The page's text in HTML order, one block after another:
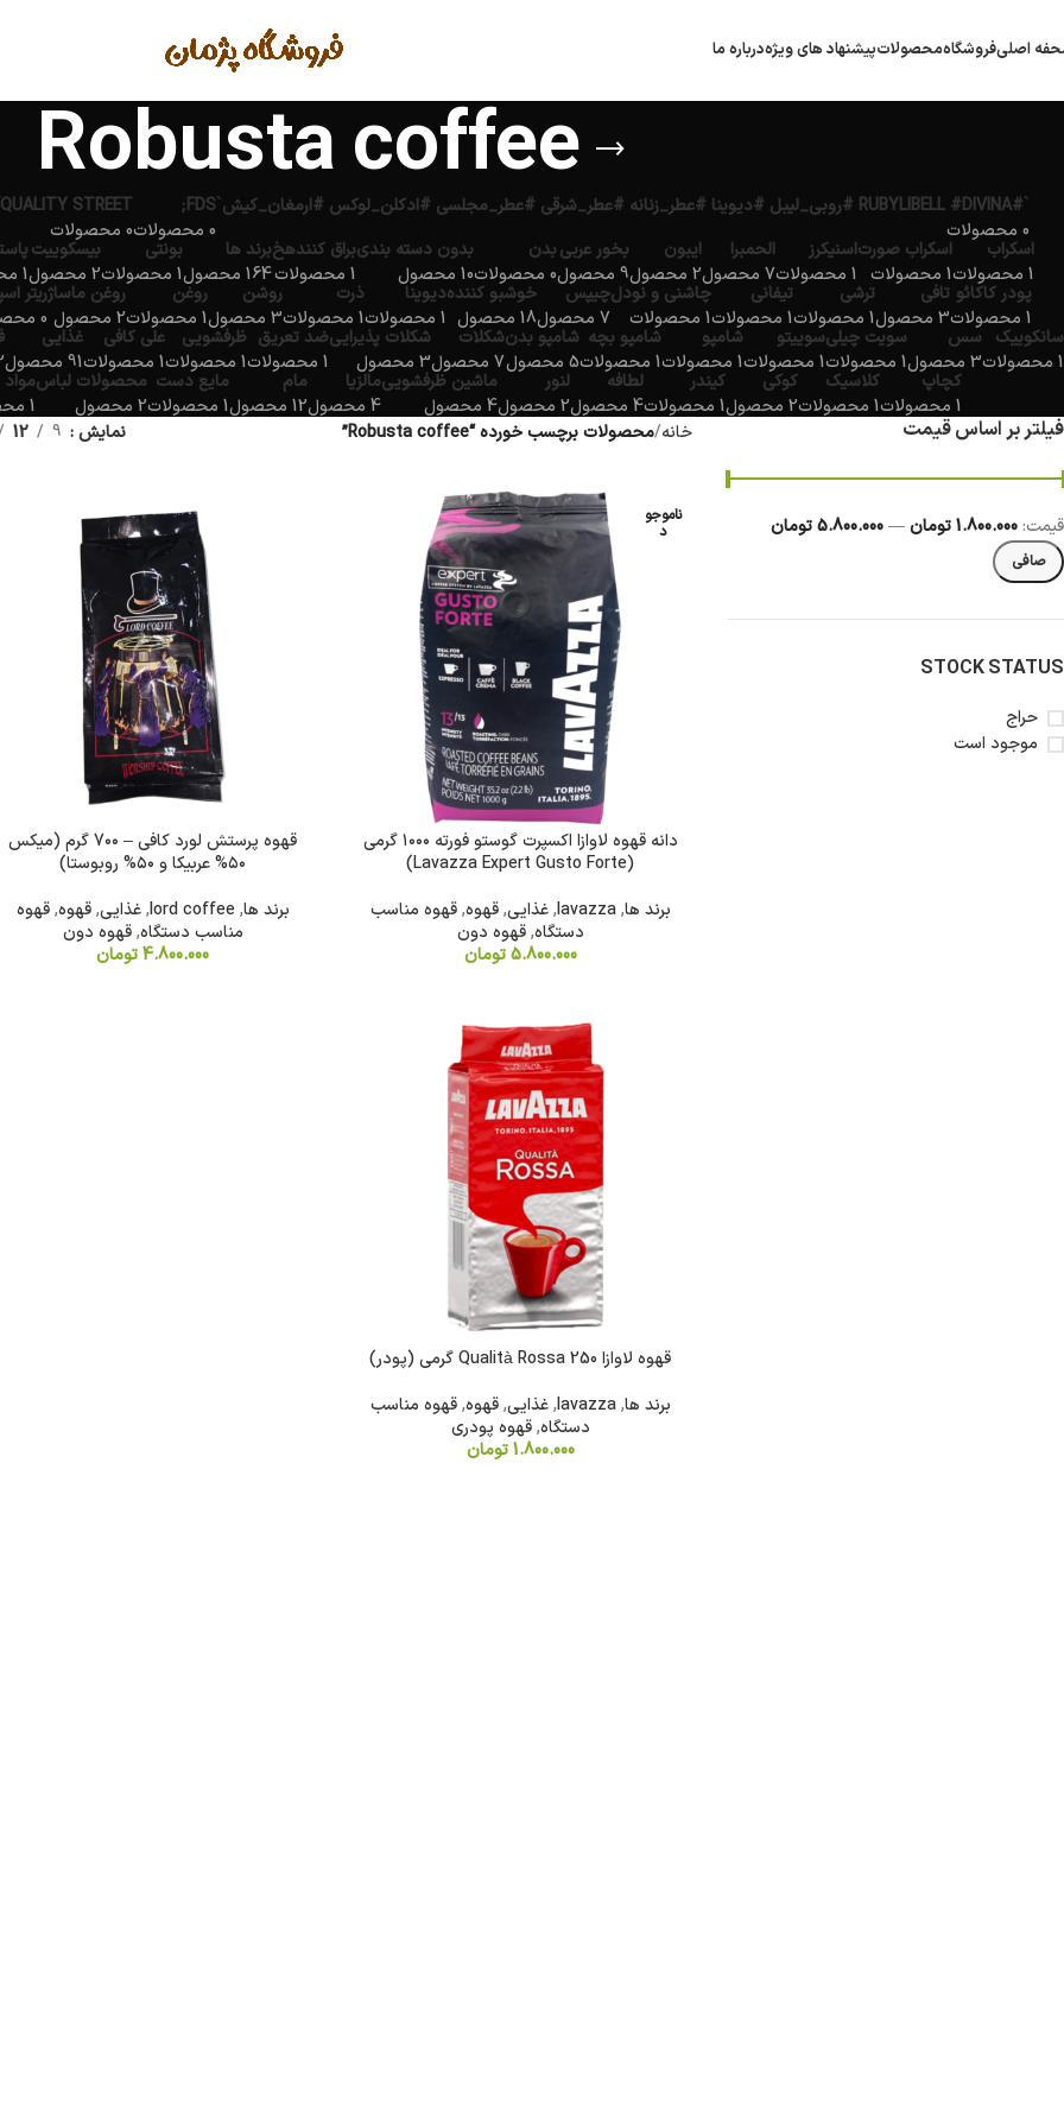
اصلیفروشگاهمحصولاتپیشنهاد های ویژهدرباره ما
Robusta coffee
`#RUBYLIBELL #DIVINA #روبی_لیبل #دیوینا #عطر_زنانه #عطر_شرقی #عطر_مجلسی #ادکلن_لوکس #ارمغان_کیش`
0 محصولات
FDS;
0 محصولات
QUALITY STREET
0 محصولات
اسکراب
1 محصولات
اسکراب صورت
1 محصولات
اسنیکرز
1 محصولات
الحمبرا
7 محصول
ایبون
2 محصول
بخور عربی
9 محصول
بدن
0 محصولات
بدون دسته بندی
10 محصول
براق کنندهخ
1 محصولات
برند ها
164 محصول
بونتی
1 محصولات
بیسکوییت
2 محصول
1 محصولات
پودر کاکائو
1 محصولات
تافی
3 محصول
ترشی
1 محصولات
تیفانی
1 محصولات
چاشنی و نودل
1 محصولات
چیپس
7 محصول
خوشبو کننده
18 محصول
دیوینا
1 محصولات
ذرت
1 محصولات
روشن
3 محصول
روغن
1 محصولات
روغن ماساژ
2 محصول
ریتر
0 محصولات
سانکوییک
1 محصولات
سس
3 محصول
سویت چیلی
1 محصولات
سوییتو
1 محصولات
شامپو
1 محصولات
شامپو بچه
1 محصولات
شامپو بدن
5 محصول
شکلات
7 محصول
شکلات پذیرایی
3 محصول
ضد تعریق
1 محصولات
ظرفشویی
1 محصولات
علی کافی
1 محصولات
غذایی
91 محصول
2
کچاپ
1 محصولات
کلاسیک
1 محصولات
کوکی
2 محصول
کیندر
1 محصولات
لطافه
4 محصول
لنور
2 محصول
ماشین ظرفشویی
4 محصول
مالزیا
4 محصول
مام
12 محصول
مایع دست
1 محصولات
محصولات لباس
2 محصول
1 محصولات
فیلتر بر اساس قیمت
صافی
قيمت:1.800.000 تومان —5.800.000 تومان
STOCK STATUS
حراج
موجود است
خانه محصولات برچسب خورده “Robusta coffee” نمایش 9
12
ناموجو
د
دانه قهوه لاوازا اکسپرت گوستو فورته ۱۰۰۰ گرمی
(Lavazza Expert Gusto Forte)
برند ها,
lavazza
,غذایی,قهوه,قهوه مناسب
دستگاه,قهوه دون
5.800.000 تومان
قهوه پرستش لورد کافی – 7۰۰ گرم (میکس
۵۰% عربیکا و ۵۰% روبوستا)
برند ها,
lord coffee
,غذایی,قهوه,قهوه
مناسب دستگاه,قهوه دون
4.800.000تومان
قهوه لاوازا Qualità Rossa 250 گرمی (پودر)
برند ها,
lavazza
,غذایی,قهوه,قهوه مناسب
دستگاه,قهوه پودری
1.800.000 تومان